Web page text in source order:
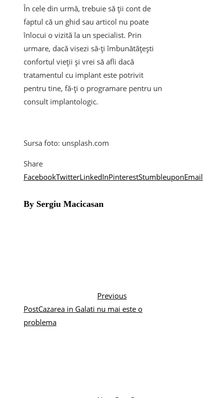
În cele din urmă, trebuie să ții cont de
faptul că un ghid sau articol nu poate
înlocui o vizită la un specialist. Prin
urmare, dacă visezi să-ți îmbunătățești
confortul vieții și vrei să afli dacă
tratamentul cu implant este potrivit
pentru tine, fă-ți o programare pentru un
consult implantologic.
Sursa foto: unsplash.com
Share
FacebookTwitterLinkedInPinterestStumbleuponEmail
By Sergiu Macicasan
Previous
PostCazarea in Galati nu mai este o
problema